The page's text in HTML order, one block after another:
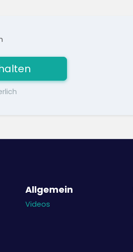
Allgemein
Videos